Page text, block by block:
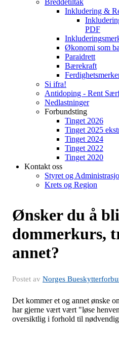
Breddetiltak
Inkludering &
PDF
Økonomi som
Paraidrett
Bærekraft
Si ifra!
Antidoping - Rent
Nedlastninger
Forbundsting
Tinget 2026
Tinget 2025
Tinget 2024
Tinget 2022
Tinget 2020
Kontakt oss
Styret og
Krets og Region
Ønsker du å
dommerkurs,
annet?
Postet av Norges
Det kommer et og annet ønske
har gjerne vært vært "løse
oversiktlig i forhold til